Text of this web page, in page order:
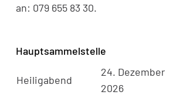
an: 079 655 83 30.
Hauptsammelstelle
Heiligabend
24. Dezember
2026